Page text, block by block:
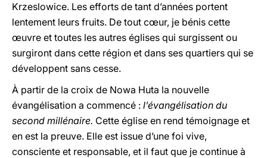
Krzeslowice. Les efforts de tant d’années portent
lentement leurs fruits. De tout cœur, je bénis cette
œuvre et toutes les autres églises qui surgissent ou
surgiront dans cette région et dans ses quartiers qui se
développent sans cesse.
À partir de la croix de Nowa Huta la nouvelle
évangélisation a commencé : l’évangélisation du
second millénaire. Cette église en rend témoignage et
en est la preuve. Elle est issue d’une foi vive,
consciente et responsable, et il faut que je continue à